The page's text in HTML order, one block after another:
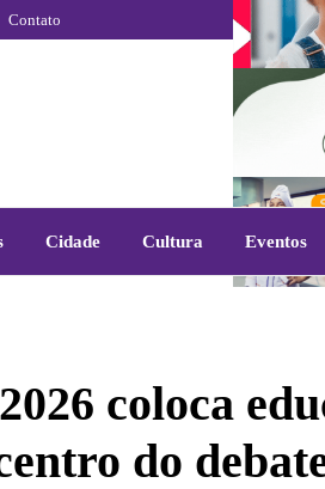
Contato
Cidade Cultura Eventos
coloca
do